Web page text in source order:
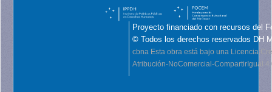
Proyecto financiado con recursos del
© Todos los derechos reservados DH
cbna Esta obra está bajo una Licencia
Atribución-NoComercial-CompartirIgual